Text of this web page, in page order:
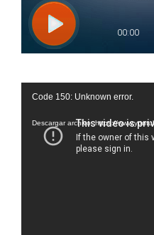
Reproductor
vídeo
Code 150: Unknown error.
Descargar archivo: https://